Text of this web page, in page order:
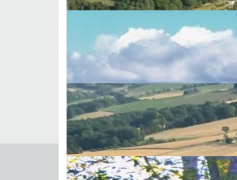
Startseite › Politik & Verwaltung› Rathaus
Seite empfehlen
Empfehlung senden an*